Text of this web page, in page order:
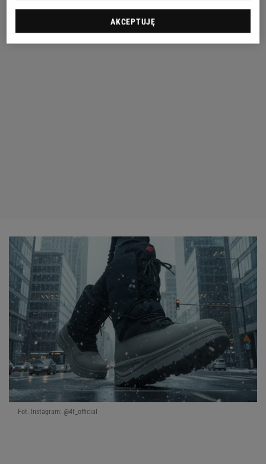
Fot. Instagram: @4f_official
AKCEPTUJĘ